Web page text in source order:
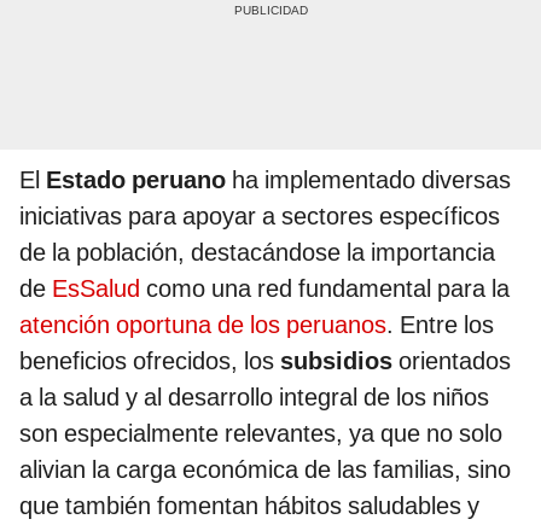
El Estado peruano ha implementado diversas
iniciativas para apoyar a sectores específicos
de la población, destacándose la importancia
de EsSalud como una red fundamental para la
atención oportuna de los peruanos. Entre los
beneficios ofrecidos, los subsidios orientados
a la salud y al desarrollo integral de los niños
son especialmente relevantes, ya que no solo
alivian la carga económica de las familias, sino
que también fomentan hábitos saludables y